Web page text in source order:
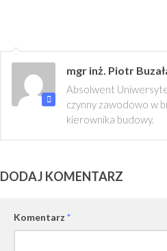
mgr inż. Piotr
Absolwent
czynny zawodowo w
kierownika budowy.
DODAJ KOMENTARZ
Komentarz *